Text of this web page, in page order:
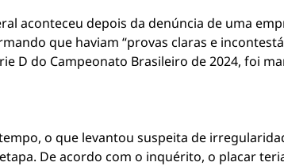
aconteceu depois da denúncia de uma
que haviam “provas claras e
D do Campeonato Brasileiro de 2024, foi
o que levantou suspeita de
De acordo com o inquérito, o placar